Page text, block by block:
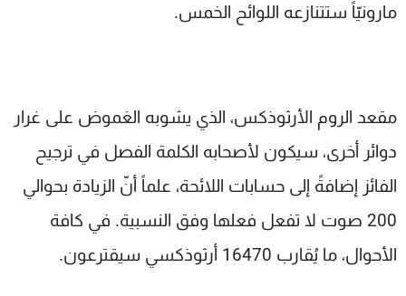
مارونيّاً ستتنازعه اللوائح الخمس.
مقعد الروم الأرثوذكس، الذي يشوبه الغموض على غرار
دوائر أخرى، سيكون لأصحابه الكلمة الفصل في ترجيح
الفائز إضافةً إلى حسابات اللائحة، علماً أنّ الزيادة بحوالي
200 صوت لا تفعل فعلها وفق النسبية. في كافة
الأحوال، ما يُقارب 16470 أرثوذكسي سيقترعون.